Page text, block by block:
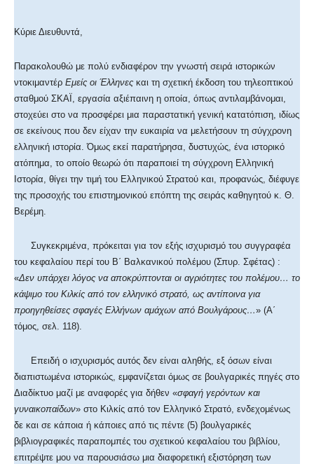
Kύριε Διευθυντά,
Παρακολουθώ με πολύ ενδιαφέρον την γνωστή σειρά ιστορικών
ντοκιμαντέρ Εμείς οι Έλληνες και τη σχετική έκδοση του τηλεοπτικού
σταθμού ΣΚΑΪ, εργασία αξιέπαινη η οποία, όπως αντιλαμβάνομαι,
στοχεύει στο να προσφέρει μια παραστατική γενική κατατόπιση, ιδίως
σε εκείνους που δεν είχαν την ευκαιρία να μελετήσουν τη σύγχρονη
ελληνική ιστορία. Όμως εκεί παρατήρησα, δυστυχώς, ένα ιστορικό
ατόπημα, το οποίο θεωρώ ότι παραποιεί τη σύγχρονη Ελληνική
Ιστορία, θίγει την τιμή του Ελληνικού Στρατού και, προφανώς, διέφυγε
της προσοχής του επιστημονικού επόπτη της σειράς καθηγητού κ. Θ.
Βερέμη.
Συγκεκριμένα, πρόκειται για τον εξής ισχυρισμό του συγγραφέα
του κεφαλαίου περί του Β΄ Βαλκανικού πολέμου (Σπυρ. Σφέτας) :
«Δεν υπάρχει λόγος να αποκρύπτονται οι αγριότητες του πολέμου… το
κάψιμο του Κιλκίς από τον ελληνικό στρατό, ως αντίποινα για
προηγηθείσες σφαγές Ελλήνων αμάχων από Βουλγάρους…» (Α΄
τόμος, σελ. 118).
Επειδή ο ισχυρισμός αυτός δεν είναι αληθής, εξ όσων είναι
διαπιστωμένα ιστορικώς, εμφανίζεται όμως σε βουλγαρικές πηγές στο
Διαδίκτυο μαζί με αναφορές για δήθεν «σφαγή γερόντων και
γυναικοπαίδων» στο Κιλκίς από τον Ελληνικό Στρατό, ενδεχομένως
δε και σε κάποια ή κάποιες από τις πέντε (5) βουλγαρικές
βιβλιογραφικές παραπομπές του σχετικού κεφαλαίου του βιβλίου,
επιτρέψτε μου να παρουσιάσω μια διαφορετική εξιστόρηση των